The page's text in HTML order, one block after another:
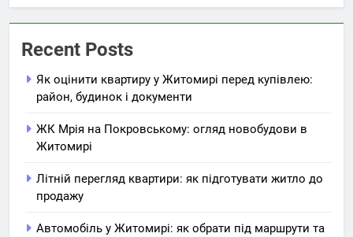
Recent Posts
Як оцінити квартиру у Житомирі перед купівлею:
район, будинок і документи
ЖК Мрія на Покровському: огляд новобудови в
Житомирі
Літній перегляд квартири: як підготувати житло до
продажу
Автомобіль у Житомирі: як обрати під маршрути та